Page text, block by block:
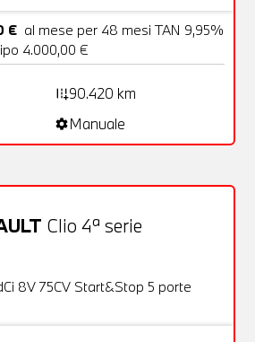
€ al mese per 48 mesi TAN 9,95%
4.000,00 €
add_road90.420 km
settingsManuale
Clio 4ª serie
OFFERTA
8V 75CV Start&Stop 5 porte